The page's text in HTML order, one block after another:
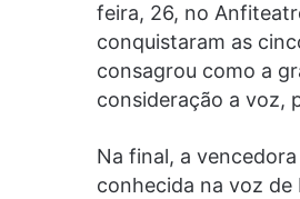
feira, 26, no
conquistaram as
consagrou como a
consideração a voz,
Na final, a
conhecida na voz de